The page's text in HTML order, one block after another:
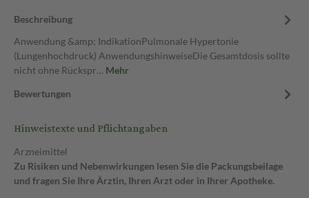
Beschreibung
Anwendung &amp; IndikationPulmonale Hypertonie
(Lungenhochdruck) AnwendungshinweiseDie Gesamtdosis sollte
nicht ohne Rückspr… Mehr
Bewertungen
Hinweistexte und Pflichtangaben
Arzneimittel
Zu Risiken und Nebenwirkungen lesen Sie die Packungsbeilage
und fragen Sie Ihre Ärztin, Ihren Arzt oder in Ihrer Apotheke.